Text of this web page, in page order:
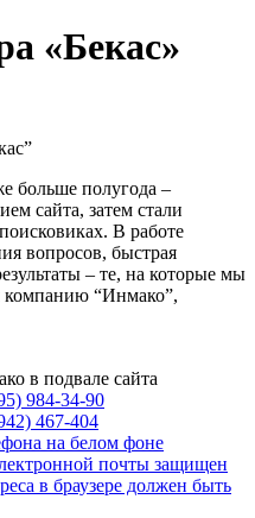
«Бекас»
больше полугода –
сайта, затем стали
В работе
вопросов, быстрая
– те, на которые мы
компанию “Инмако”,
984-34-90
467-404
почты защищен
в браузере должен быть